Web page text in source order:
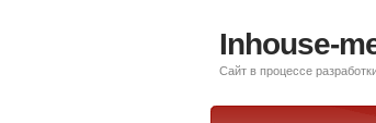
Inhouse-
Сайт в процессе